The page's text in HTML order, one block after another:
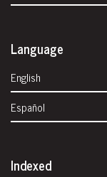
Language
English
Español
Indexed